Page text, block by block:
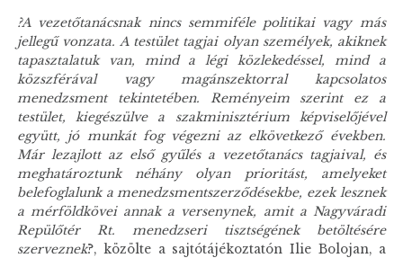
?A vezetőtanácsnak nincs semmiféle politikai vagy más
jellegű vonzata. A testület tagjai olyan személyek, akiknek
tapasztalatuk van, mind a légi közlekedéssel, mind a
közszférával vagy magánszektorral kapcsolatos
menedzsment tekintetében.
Reményeim szerint ez a
testület, kiegészülve a szakminisztérium képviselőjével
együtt, jó munkát fog végezni az elkövetkező években.
Már lezajlott az első gyűlés a vezetőtanács tagjaival, és
meghatároztunk néhány olyan prioritást, amelyeket
belefoglalunk a menedzsmentszerződésekbe, ezek lesznek
a mérföldkövei annak a versenynek, amit a Nagyváradi
Repülőtér Rt. menedzseri tisztségének betöltésére
szerveznek?, közölte a sajtótájékoztatón Ilie Bolojan, a